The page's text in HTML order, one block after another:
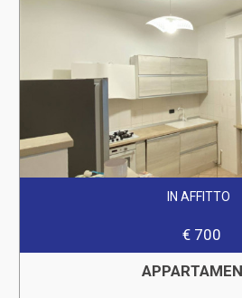
IN AFFITTO
€ 700